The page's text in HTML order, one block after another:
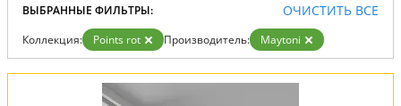
ВЫБРАННЫЕ ФИЛЬТРЫ: ОЧИСТИТЬ ВСЕ
Коллекция: Points rot Производитель: Maytoni